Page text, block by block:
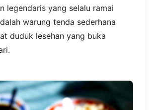
legendaris yang selalu ramai
warung tenda sederhana
duduk lesehan yang buka